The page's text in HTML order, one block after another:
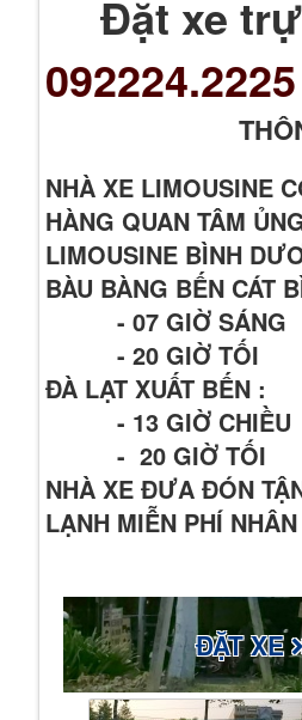
Đặt xe
092224.2225
THÔNG
NHÀ XE LIMOUSINE
HÀNG QUAN TÂM
LIMOUSINE BÌNH
BÀU BÀNG BẾN CÁT
- 07 GIỜ SÁNG
- 20 GIỜ TỐI
ĐÀ LẠT XUẤT BẾN :
- 13 GIỜ CHIỀU
- 20 GIỜ TỐI
NHÀ XE ĐƯA ĐÓN
LẠNH MIỄN PHÍ
ĐẶT XE